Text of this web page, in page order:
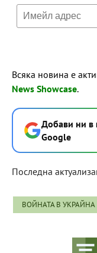
Всяка новина е
News Showcase.
Добави ни в
Google
Последна
ВОЙНАТА В УКРАЙНА